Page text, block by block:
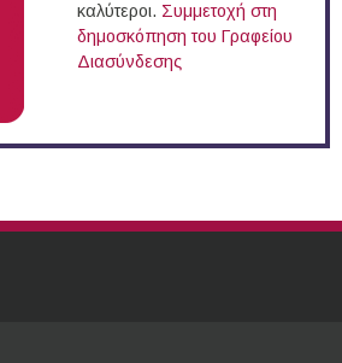
καλύτεροι. Συμμετοχή στη
δημοσκόπηση του Γραφείου
Διασύνδεσης